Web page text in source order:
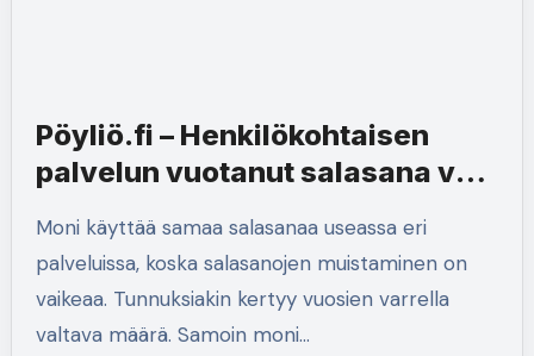
Pöyliö.fi – Henkilökohtaisen
palvelun vuotanut salasana voi
Moni käyttää samaa salasanaa useassa eri
palveluissa, koska salasanojen muistaminen on
vaikeaa. Tunnuksiakin kertyy vuosien varrella
valtava määrä. Samoin moni…